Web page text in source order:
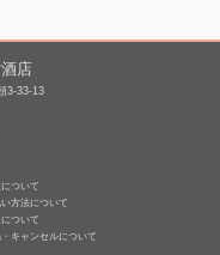
店
3-33-13
ついて
方法について
ついて
キャンセルについて